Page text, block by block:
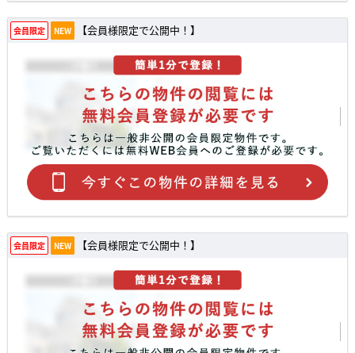
会員限定 NEW 【会員様限定で公開中！】
会員限定 NEW 【会員様限定で公開中！】